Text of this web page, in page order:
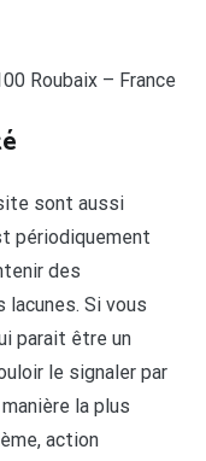
Roubaix – France
sont aussi
périodiquement
des
Si vous
parait être un
le signaler par
la plus
action